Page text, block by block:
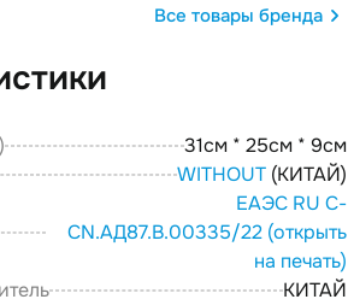
Все товары бренда
31см * 25см * 9см
WITHOUT(КИТАЙ)
ЕАЭС RU С-
CN.АД87.В.00335/22 (открыть
на печать)
КИТАЙ